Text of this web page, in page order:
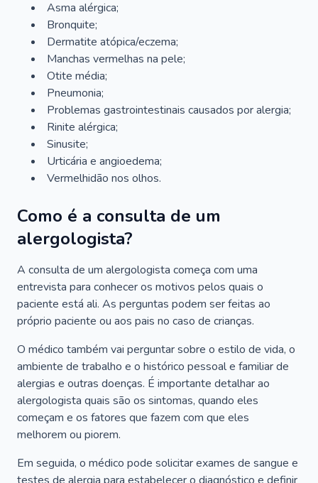
Asma alérgica;
Bronquite;
Dermatite atópica/eczema;
Manchas vermelhas na pele;
Otite média;
Pneumonia;
Problemas gastrointestinais causados por alergia;
Rinite alérgica;
Sinusite;
Urticária e angioedema;
Vermelhidão nos olhos.
Como é a consulta de um
alergologista?
A consulta de um alergologista começa com uma
entrevista para conhecer os motivos pelos quais o
paciente está ali. As perguntas podem ser feitas ao
próprio paciente ou aos pais no caso de crianças.
O médico também vai perguntar sobre o estilo de vida, o
ambiente de trabalho e o histórico pessoal e familiar de
alergias e outras doenças. É importante detalhar ao
alergologista quais são os sintomas, quando eles
começam e os fatores que fazem com que eles
melhorem ou piorem.
Em seguida, o médico pode solicitar exames de sangue e